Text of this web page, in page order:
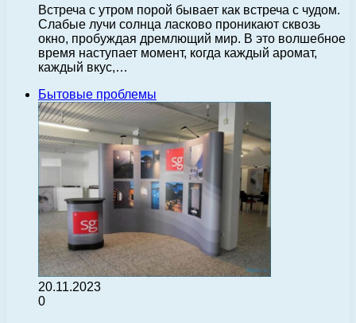
Встреча с утром порой бывает как встреча с чудом.
Слабые лучи солнца ласково проникают сквозь
окно, пробуждая дремлющий мир. В это волшебное
время наступает момент, когда каждый аромат,
каждый вкус,…
Бытовые проблемы
20.11.2023
0